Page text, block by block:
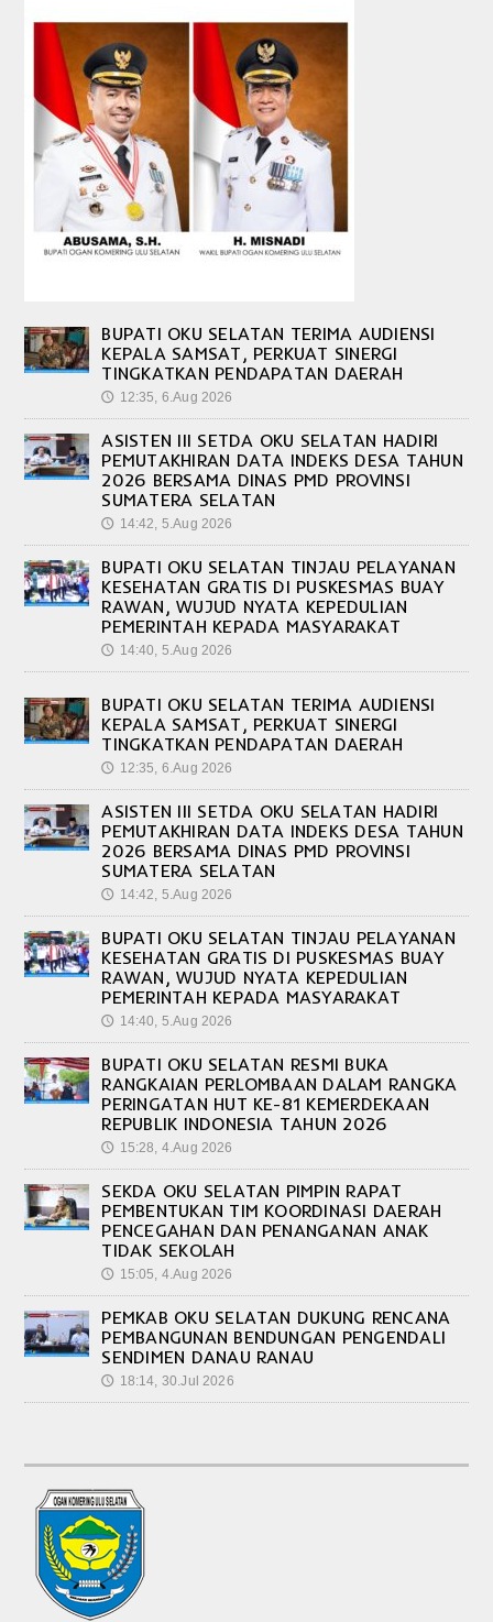
BUPATI OKU SELATAN TERIMA AUDIENSI
KEPALA SAMSAT, PERKUAT SINERGI
TINGKATKAN PENDAPATAN DAERAH
🕔 12:35, 6.Aug 2026
ASISTEN III SETDA OKU SELATAN HADIRI
PEMUTAKHIRAN DATA INDEKS DESA TAHUN
2026 BERSAMA DINAS PMD PROVINSI
SUMATERA SELATAN
🕔 14:42, 5.Aug 2026
BUPATI OKU SELATAN TINJAU PELAYANAN
KESEHATAN GRATIS DI PUSKESMAS BUAY
RAWAN, WUJUD NYATA KEPEDULIAN
PEMERINTAH KEPADA MASYARAKAT
🕔 14:40, 5.Aug 2026
BUPATI OKU SELATAN TERIMA AUDIENSI
KEPALA SAMSAT, PERKUAT SINERGI
TINGKATKAN PENDAPATAN DAERAH
🕔 12:35, 6.Aug 2026
ASISTEN III SETDA OKU SELATAN HADIRI
PEMUTAKHIRAN DATA INDEKS DESA TAHUN
2026 BERSAMA DINAS PMD PROVINSI
SUMATERA SELATAN
🕔 14:42, 5.Aug 2026
BUPATI OKU SELATAN TINJAU PELAYANAN
KESEHATAN GRATIS DI PUSKESMAS BUAY
RAWAN, WUJUD NYATA KEPEDULIAN
PEMERINTAH KEPADA MASYARAKAT
🕔 14:40, 5.Aug 2026
BUPATI OKU SELATAN RESMI BUKA
RANGKAIAN PERLOMBAAN DALAM RANGKA
PERINGATAN HUT KE-81 KEMERDEKAAN
REPUBLIK INDONESIA TAHUN 2026
🕔 15:28, 4.Aug 2026
SEKDA OKU SELATAN PIMPIN RAPAT
PEMBENTUKAN TIM KOORDINASI DAERAH
PENCEGAHAN DAN PENANGANAN ANAK
TIDAK SEKOLAH
🕔 15:05, 4.Aug 2026
PEMKAB OKU SELATAN DUKUNG RENCANA
PEMBANGUNAN BENDUNGAN PENGENDALI
SENDIMEN DANAU RANAU
🕔 18:14, 30.Jul 2026